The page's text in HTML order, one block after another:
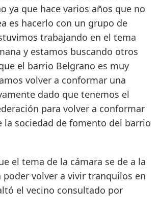
ya que hace varios años que no
es hacerlo con un grupo de
trabajando en el tema
y estamos buscando otros
el barrio Belgrano es muy
volver a conformar una
dado que tenemos el
para volver a conformar
la sociedad de fomento del barrio
el tema de la cámara se de a la
poder volver a vivir tranquilos en
el vecino consultado por